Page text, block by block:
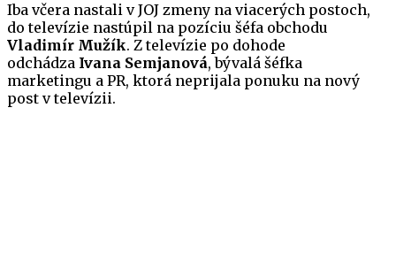
Iba včera nastali v JOJ zmeny na viacerých postoch,
do televízie nastúpil na pozíciu šéfa obchodu
Vladimír Mužík. Z televízie po dohode
odchádza Ivana Semjanová, bývalá šéfka
marketingu a PR, ktorá neprijala ponuku na nový
post v televízii.